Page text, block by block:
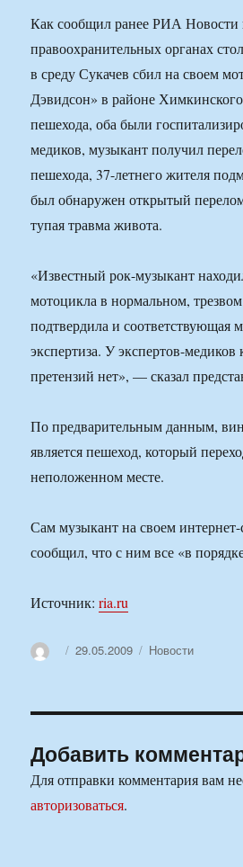
Как сообщил ранее РИА Новости
правоохранительных органах
в среду Сукачев сбил на своем
Дэвидсон» в районе
пешехода, оба были
медиков, музыкант получил
пешехода, 37-летнего жителя
был обнаружен открытый
тупая травма живота.
«Известный рок-музыкант
мотоцикла в нормальном,
подтвердила и соответствующая
экспертиза. У экспертов-медиков
претензий нет», — сказал
По предварительным данным,
является пешеход, который
неположенном месте.
Сам музыкант на своем интернет-
сообщил, что с ним все «в
Источник:ria.ru
АвторОпубликовано
29.05.2009 Рубрики
Новости
Добавить
Для отправки комментария вам
авторизоваться.